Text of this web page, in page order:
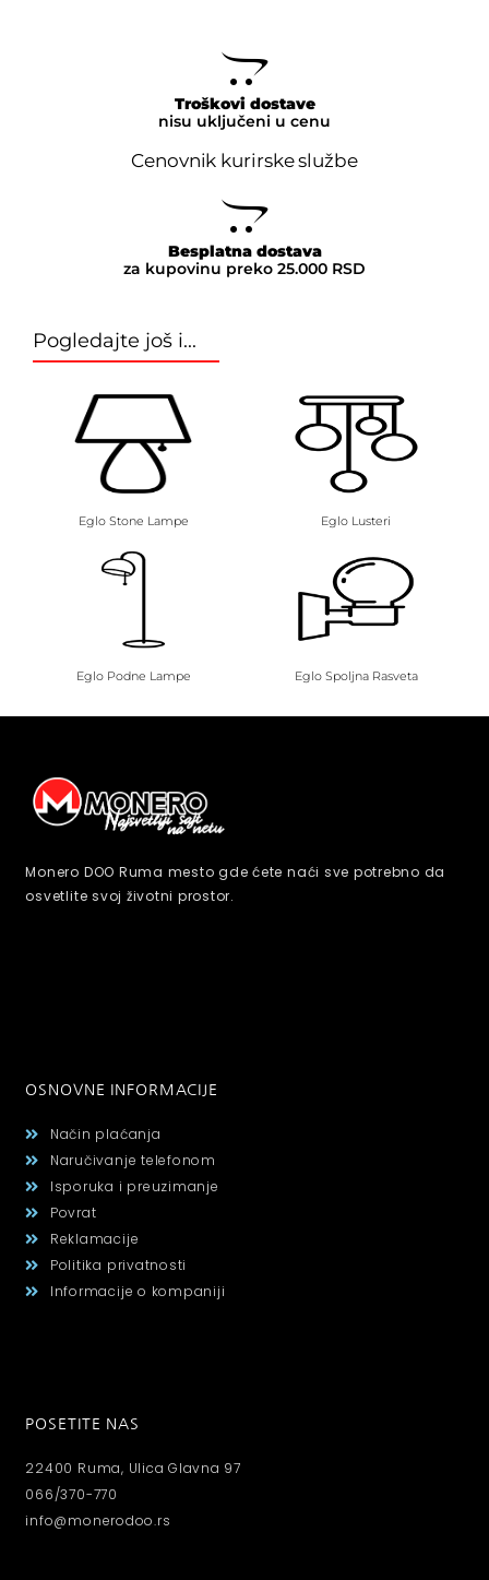
Troškovi dostave
nisu uključeni u cenu
Cenovnik kurirske službe
Besplatna dostava
za kupovinu preko 25.000 RSD
Pogledajte još i...
Eglo Stone Lampe Eglo Lusteri
Eglo Podne Lampe Eglo Spoljna Rasveta
Monero DOO Ruma mesto gde ćete naći sve potrebno da
osvetlite svoj životni prostor.
OSNOVNE INFORMACIJE
Način plaćanja
Naručivanje telefonom
Isporuka i preuzimanje
Povrat
Reklamacije
Politika privatnosti
Informacije o kompaniji
POSETITE NAS
22400 Ruma, Ulica Glavna 97
066/370-770
info@monerodoo.rs